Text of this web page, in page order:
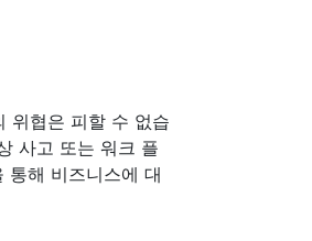
위협은 피할 수 없습
사고 또는 워크 플
통해 비즈니스에 대